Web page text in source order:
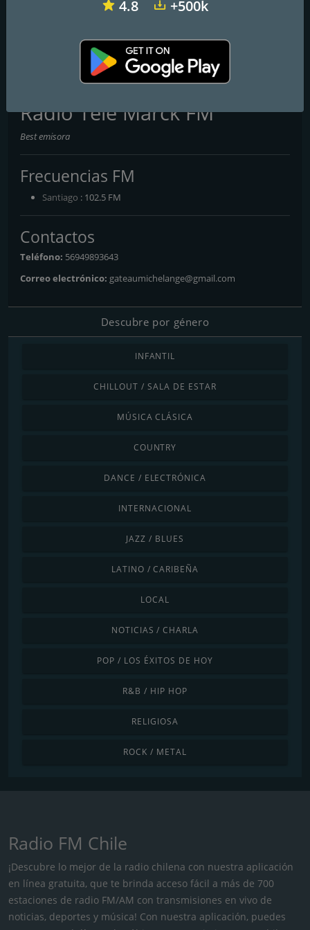
Patagonia Radio Buenísima
Radio Tele Marck FM
Best emisora
Frecuencias FM
Santiago : 102.5 FM
Contactos
Teléfono: 56949893643
Correo electrónico: gateaumichelange@gmail.com
Descubre por género
INFANTIL
CHILLOUT / SALA DE ESTAR
MÚSICA CLÁSICA
COUNTRY
DANCE / ELECTRÓNICA
INTERNACIONAL
JAZZ / BLUES
LATINO / CARIBEÑA
LOCAL
NOTICIAS / CHARLA
POP / LOS ÉXITOS DE HOY
R&B / HIP HOP
RELIGIOSA
ROCK / METAL
Radio FM Chile
¡Descubre lo mejor de la radio chilena con nuestra aplicación
en línea gratuita, que te brinda acceso fácil a más de 700
estaciones de radio FM/AM con transmisiones en vivo de
noticias, deportes y música! Con nuestra aplicación, puedes
4.8 +500k